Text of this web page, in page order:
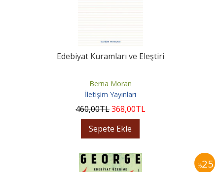
Edebiyat Kuramları ve Eleştiri
Berna Moran
İletişim Yayınları
460,00TL368,00TL
Sepete Ekle
%25